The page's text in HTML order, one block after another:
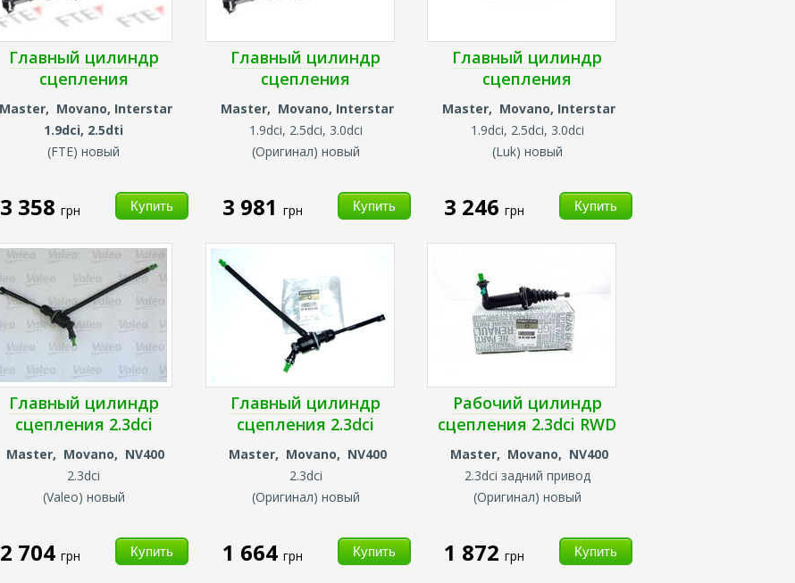
Главный цилиндр
сцепления
Master, Movano, Interstar
1.9dci, 2.5dti
(FTE) новый
3 358грн
Главный цилиндр
сцепления
Master, Movano, Interstar
1.9dci, 2.5dci, 3.0dci
(Оригинал) новый
3 981 грн
Главный цилиндр
сцепления
Master, Movano, Interstar
1.9dci, 2.5dci, 3.0dci
(Luk) новый
3 246 грн
Главный цилиндр
сцепления 2.3dci
Master, Movano, NV400
2.3dci
(Valeo) новый
2 704грн
Главный цилиндр
сцепления 2.3dci
Master, Movano, NV400
2.3dci
(Оригинал) новый
1 664 грн
Рабочий цилиндр
сцепления 2.3dci RWD
Master, Movano, NV400
2.3dci задний привод
(Оригинал) новый
1 872 грн